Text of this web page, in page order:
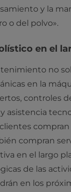
y la
o del polvo».
en el
no
en la
controles
asistencia
compran
en el largo
de las
en los